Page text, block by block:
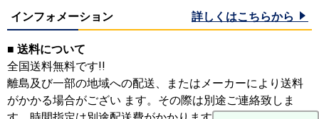
インフォメーション 詳しくはこちらから
■ 送料について
全国送料無料です!!
離島及び一部の地域への配送、またはメーカーにより送料
がかかる場合がござい ます。その際は別途ご連絡致しま